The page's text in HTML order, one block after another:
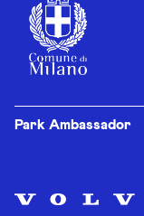
Park Ambassador